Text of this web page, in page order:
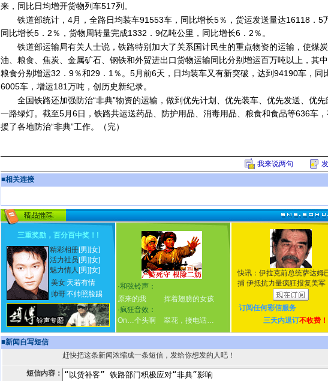
来，同比日均增开货物列车517列。
铁道部统计，4月，全路日均装车91553车，同比增长5％，货运发送量达16118．5
同比增长5．2％，货物周转量完成1332．9亿吨公里，同比增长6．2％。
铁道部运输局有关人士说，铁路特别加大了关系国计民生的重点物资的运输，使煤
油、粮食、焦炭、金属矿石、钢铁和外贸进出口货物运输同比分别增运百万吨以上，其
粮食分别增运32．9％和29．1％。5月前6天，日均装车又有新突破，达到94190车，同
6005车，增运181万吨，创历史新纪录。
全国铁路还加强防治“非典”物资的运输，做到优先计划、优先装车、优先发送、优先
一路绿灯。截至5月6日，铁路共运送药品、防护用品、消毒用品、粮食和食品等636车
援了各地防治“非典”工作。（完）
我来说两句
■相关连接
三重奖励，百分百中奖！ !
精彩相册[男] [女]
活力社员 [男] [女]
魅力情人 [男] [女]
美女 天若有情
帅哥不帅照脸踢
·和弦铃声：
原来的我
挥着翅膀的女孩
·疯狂音效：
On…个头啊
翠花，接电话…
快讯：伊拉克前总统萨达姆
捕 伊抵抗力量疯狂报复美军
订阅任何彩信服务
三天内退订不收费！
■新闻自写短信
赶快把这条新闻浓缩成一条短信，发给你想发的人吧！
短信内容：